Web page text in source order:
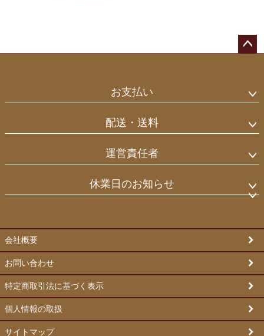
お支払い
配送・送料
運営責任者
休業日のお知らせ
会社概要
お問い合わせ
特定商取引法に基づく表示
個人情報の取扱
サイトマップ